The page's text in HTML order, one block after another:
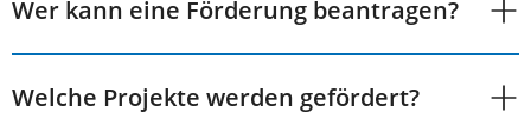
Wer kann eine Förderung beantragen?
Welche Projekte werden gefördert?